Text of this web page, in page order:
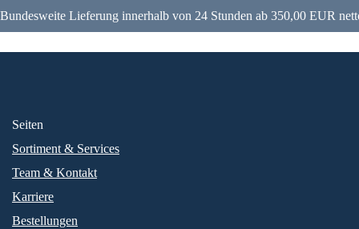
Bundesweite Lieferung innerhalb von 24 Stunden ab 350,00 EUR
Seiten
Sortiment & Services
Team & Kontakt
Karriere
Bestellungen